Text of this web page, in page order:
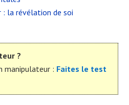
: la révélation de soi
?
manipulateur : Faites le test